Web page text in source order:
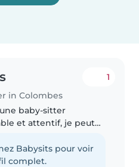
in Colombes
1
baby-sitter
et attentif, je peut
et bienveillance.
premiers secours, je
Babysits pour voir
complet.